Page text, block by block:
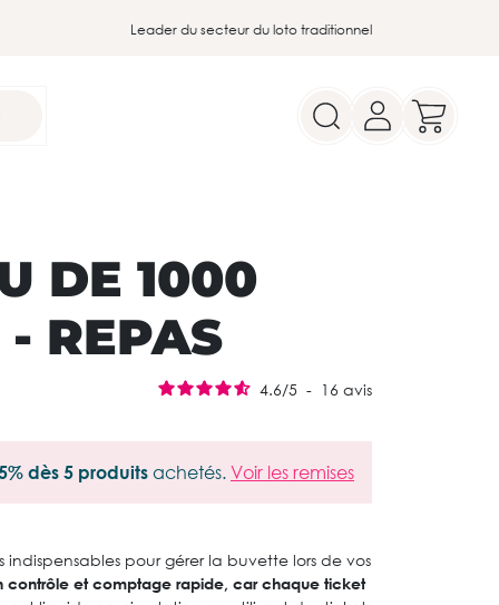
Leader du secteur du loto traditionnel
DE 1000
REPAS
4.6/5 - 16 avis
dès 5 produits achetés. Voir les remises
indispensables pour gérer la buvette lors de vos
contrôle et comptage rapide, car chaque ticket